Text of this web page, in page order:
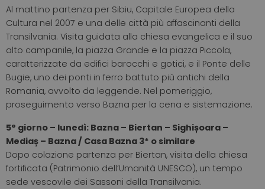
Al mattino partenza per Sibiu, Capitale Europea della
Cultura nel 2007 e una delle città più affascinanti della
Transilvania. Visita guidata alla chiesa evangelica e il suo
alto campanile, la piazza Grande e la piazza Piccola,
caratterizzate da edifici barocchi e gotici, e il Ponte delle
Bugie, uno dei ponti in ferro battuto più antichi della
Romania, avvolto da leggende. Nel pomeriggio,
proseguimento verso Bazna per la cena e sistemazione.
5° giorno – lunedì: Bazna – Biertan – Sighișoara –
Mediaș – Bazna / Casa Bazna 3* o similare
Dopo colazione partenza per Biertan, visita della chiesa
fortificata (Patrimonio dell’Umanità UNESCO), un tempo
sede vescovile dei Sassoni della Transilvania.